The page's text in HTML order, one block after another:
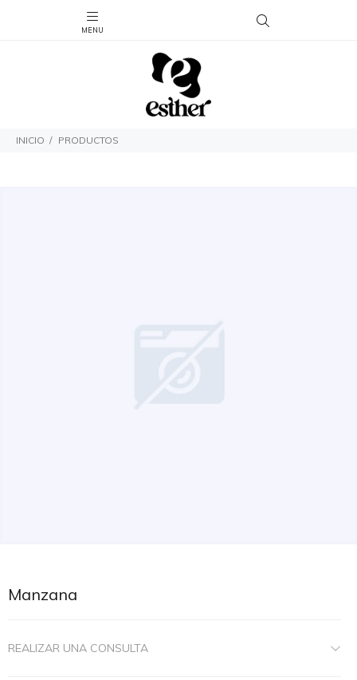
INICIO PRODUCTOS
Manzana
REALIZAR UNA CONSULTA